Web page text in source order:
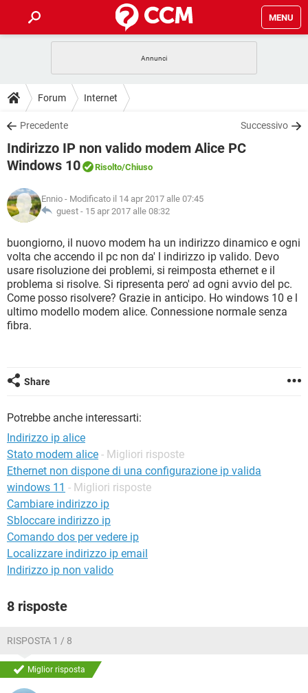
MENU
INTRATTENIMENTO
iOS
INSTAGRAM WHATSAPP
TIKTOK
HARDWARE
GUIDE
COVID-19
iOS
TIKTOK FACEBOOK
DOWNLOAD
COVID-19 GAMING
INTRATTENIMENTO
iOS WINDOWS 10
INSTAGRAM
TIKTOK FACEBOOK
HARDWARE
FORUM
INTRATTENIMENTO ANDROID
INSTAGRAM WHATSAPP
TIKTOK FACEBOOK
HARDWARE
GLOSSARIO
COVID-19
INTRATTENIMENTO ANDROID
iOS WINDOWS 10
INSTAGRAM WHATSAPP
TIKTOK FACEBOOK
Forum Internet
Precedente Successivo
Indirizzo IP non valido modem Alice PC
Windows 10
Risolto/Chiuso
Ennio - Modificato il 14 apr 2017 alle 07:45
guest - 15 apr 2017 alle 08:32
buongiorno, il nuovo modem ha un indirizzo dinamico e ogni
volta che accendo il pc non da' l indirizzo ip valido. Devo
usare risoluzione dei problemi, si reimposta ethernet e il
problema si risolve. Si ripresenta pero' ad ogni avvio del pc.
Come posso risolvere? Grazie in anticipo. Ho windows 10 e l
ultimo modello modem alice. Connessione normale senza
fibra.
Share
Potrebbe anche interessarti:
Indirizzo ip alice
Stato modem alice - Migliori risposte
Ethernet non dispone di una configurazione ip valida
windows 11 - Migliori risposte
Cambiare indirizzo ip
Sbloccare indirizzo ip
Comando dos per vedere ip
Localizzare indirizzo ip email
Indirizzo ip non valido
8 risposte
RISPOSTA 1 / 8
Miglior risposta